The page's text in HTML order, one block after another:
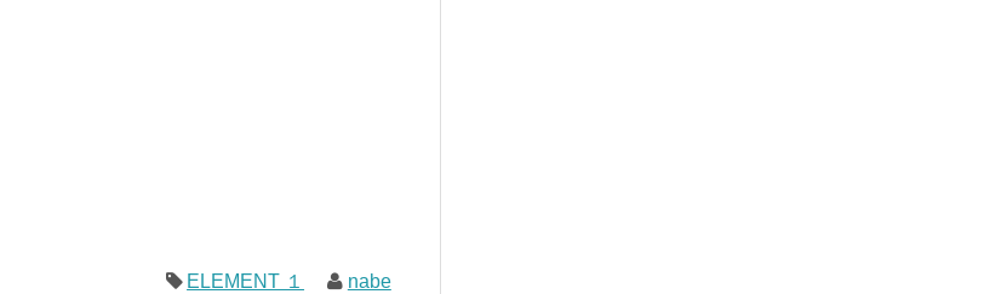
ELEMENT １ nabe